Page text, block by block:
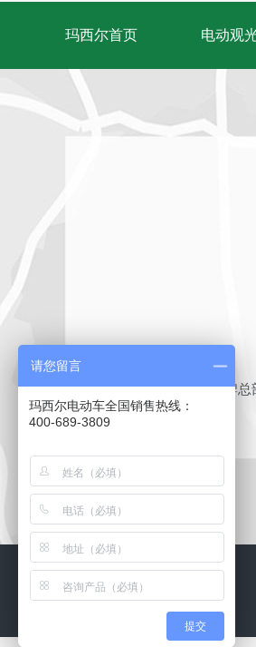
玛西尔首页 电动观
品牌总
请您留言
玛西尔电动车全国销售热线：
400-689-3809
提交